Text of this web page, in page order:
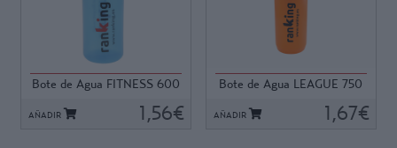
Bote de Agua FITNESS 600
AÑADIR 1,56€
Botellín de plástico suave de
alta calidad para agua o
bebidas isotónicas.
Dispone de tapón especial
anti-goteo. Una junta
insertada en el tapón impide
que al presionar el bote para
Bote de Agua LEAGUE 750
AÑADIR 1,67€
Bote de material plástico
flexible y resistente. Apto
para uso diario, intensivo.
Boca ancha con tapón especial
anti-goteo, con caño extra
soft, tapón sustituible.
Espacio para personalizar con